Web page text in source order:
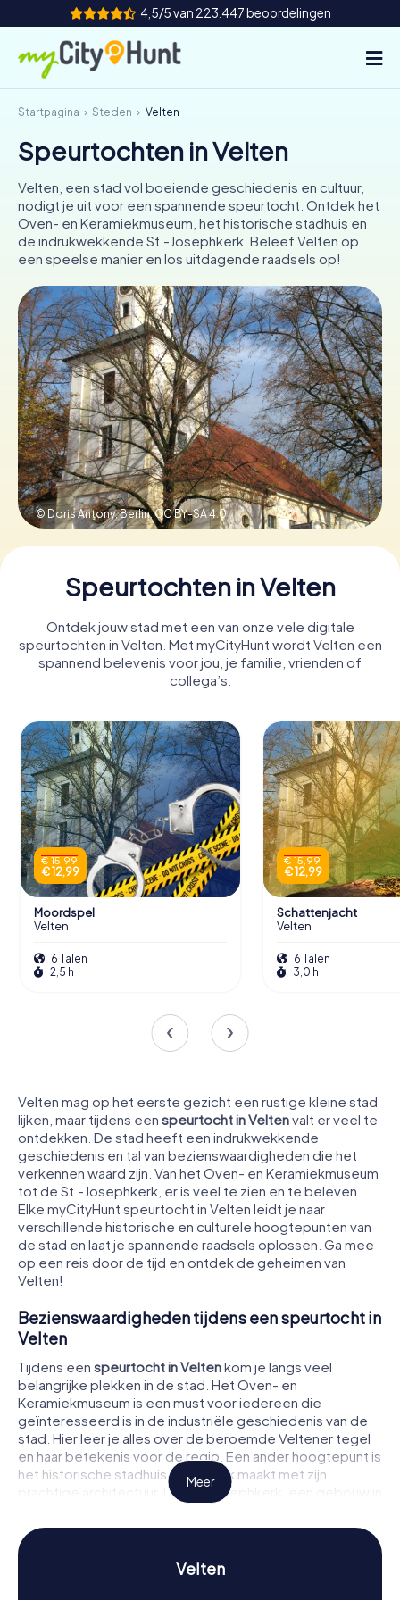
4,5/5 van 223.447 beoordelingen
Hoe het werkt
Steden
Tours
Teamevenement
Tickets
INT AT CH
DE
ES
FR UK
IE
IT
NL
Boek tickets
Koop cadeaubonnen
Startpagina Steden Velten
Speurtochten in Velten
Velten, een stad vol boeiende geschiedenis en cultuur,
nodigt je uit voor een spannende speurtocht. Ontdek het
Oven- en Keramiekmuseum, het historische stadhuis en
de indrukwekkende St.-Josephkerk. Beleef Velten op
een speelse manier en los uitdagende raadsels op!
© Doris Antony, Berlin,CC BY-SA 4.0
Speurtochten in Velten
Ontdek jouw stad met een van onze vele digitale
speurtochten in Velten. Met myCityHunt wordt Velten een
spannend belevenis voor jou, je familie, vrienden of
collega’s.
€ 15,99
€ 12,99
Moordspel
Velten
6 Talen
2,5 h
€ 15,99
€ 12,99
Schattenjacht
Velten
6 Talen
3,0 h
Velten mag op het eerste gezicht een rustige kleine stad
lijken, maar tijdens een speurtocht in Veltenvalt er veel te
ontdekken. De stad heeft een indrukwekkende
geschiedenis en tal van bezienswaardigheden die het
verkennen waard zijn. Van het Oven- en Keramiekmuseum
tot de St.-Josephkerk, er is veel te zien en te beleven.
Elke myCityHunt speurtocht in Velten leidt je naar
verschillende historische en culturele hoogtepunten van
de stad en laat je spannende raadsels oplossen. Ga mee
op een reis door de tijd en ontdek de geheimen van
Velten!
Bezienswaardigheden tijdens een speurtocht in
Velten
Tijdens een speurtocht in Veltenkom je langs veel
belangrijke plekken in de stad. Het Oven- en
Keramiekmuseum is een must voor iedereen die
geïnteresseerd is in de industriële geschiedenis van de
stad. Hier leer je alles over de beroemde Veltener tegel
en haar betekenis voor de regio. Een ander hoogtepunt is
het historische stadhuis, dat indruk maakt met zijn
prachtige architectuur. De St.-Josephkerk, een gebouw in
neoromaanse stijl, biedt ook interessante inzichten in de
religieuze geschiedenis van de stad. Op deze en vele
andere plekken los je spannende raadsels op en leer je
de stad op een heel nieuwe manier kennen.
Meer
Velten